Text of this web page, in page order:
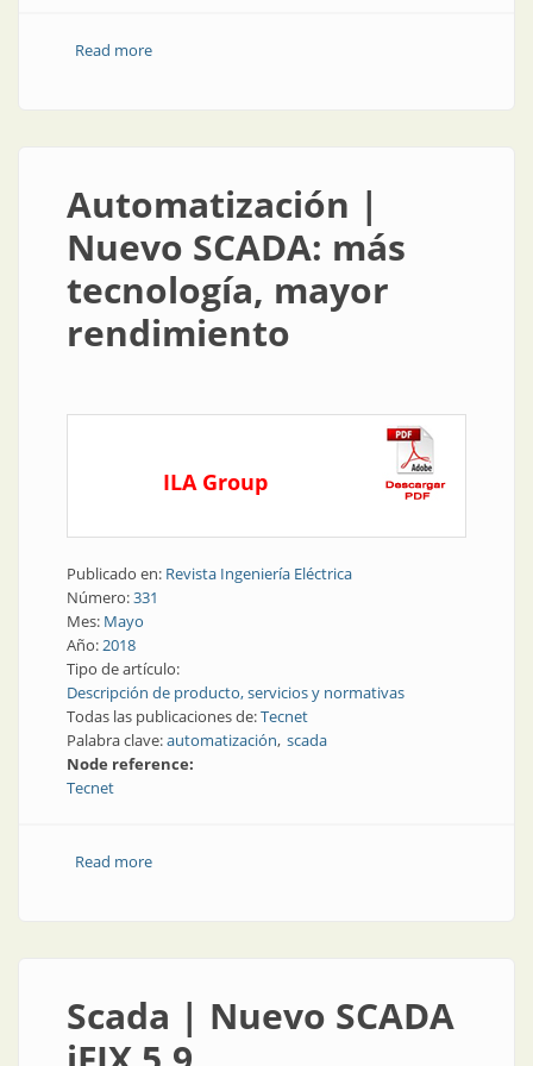
Read moreabout Cinco claves para entender y aplicar la
Automatización |
Nuevo SCADA: más
tecnología, mayor
rendimiento
ILA Group
Publicado en: Revista Ingeniería Eléctrica
Número:331
Mes: Mayo
Año:2018
Tipo de artículo:
Descripción de producto, servicios y normativas
Todas las publicaciones de:Tecnet
Palabra clave:automatización scada
Node reference:
Tecnet
Read moreabout Automatización | Nuevo SCADA: más
Scada | Nuevo SCADA